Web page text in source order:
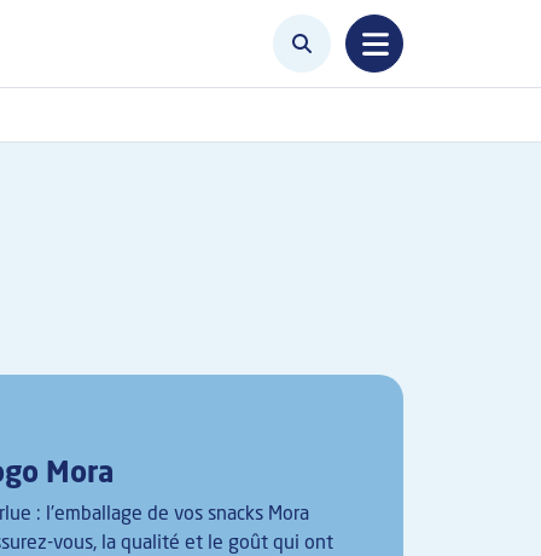
Mora
: l'emballage de vos snacks Mora
vous, la qualité et le goût qui ont